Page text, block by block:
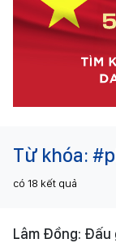
Từ khóa:
có 18 kết quả
Lâm Đồng: Đấu